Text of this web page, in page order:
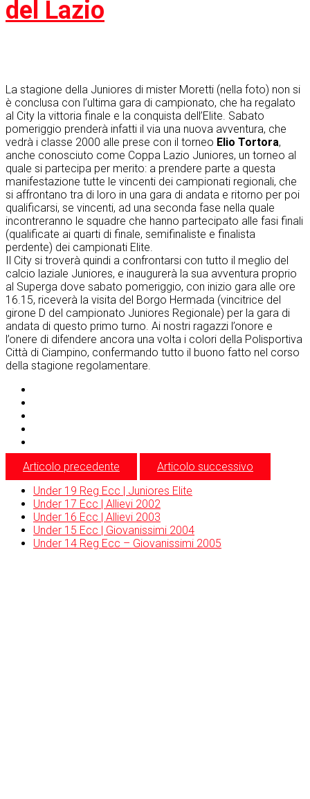
del Lazio
La stagione della Juniores di mister Moretti (nella foto) non si
è conclusa con l’ultima gara di campionato, che ha regalato
al City la vittoria finale e la conquista dell’Elite. Sabato
pomeriggio prenderà infatti il via una nuova avventura, che
vedrà i classe 2000 alle prese con il torneo Elio Tortora,
anche conosciuto come Coppa Lazio Juniores, un torneo al
quale si partecipa per merito: a prendere parte a questa
manifestazione tutte le vincenti dei campionati regionali, che
si affrontano tra di loro in una gara di andata e ritorno per poi
qualificarsi, se vincenti, ad una seconda fase nella quale
incontreranno le squadre che hanno partecipato alle fasi finali
(qualificate ai quarti di finale, semifinaliste e finalista
perdente) dei campionati Elite.
Il City si troverà quindi a confrontarsi con tutto il meglio del
calcio laziale Juniores, e inaugurerà la sua avventura proprio
al Superga dove sabato pomeriggio, con inizio gara alle ore
16.15, riceverà la visita del Borgo Hermada (vincitrice del
girone D del campionato Juniores Regionale) per la gara di
andata di questo primo turno. Ai nostri ragazzi l’onore e
l’onere di difendere ancora una volta i colori della Polisportiva
Città di Ciampino, confermando tutto il buono fatto nel corso
della stagione regolamentare.
Articolo precedente
Articolo successivo
Under 19 Reg Ecc | Juniores Elite
Under 17 Ecc | Allievi 2002
Under 16 Ecc | Allievi 2003
Under 15 Ecc | Giovanissimi 2004
Under 14 Reg Ecc – Giovanissimi 2005